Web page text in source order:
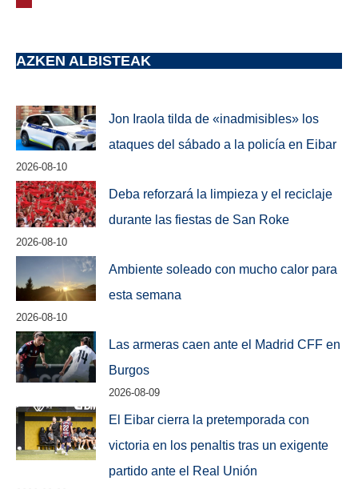
AZKEN ALBISTEAK
Jon Iraola tilda de «inadmisibles» los
ataques del sábado a la policía en Eibar
2026-08-10
Deba reforzará la limpieza y el reciclaje
durante las fiestas de San Roke
2026-08-10
Ambiente soleado con mucho calor para
esta semana
2026-08-10
Las armeras caen ante el Madrid CFF en
Burgos
2026-08-09
El Eibar cierra la pretemporada con
victoria en los penaltis tras un exigente
partido ante el Real Unión